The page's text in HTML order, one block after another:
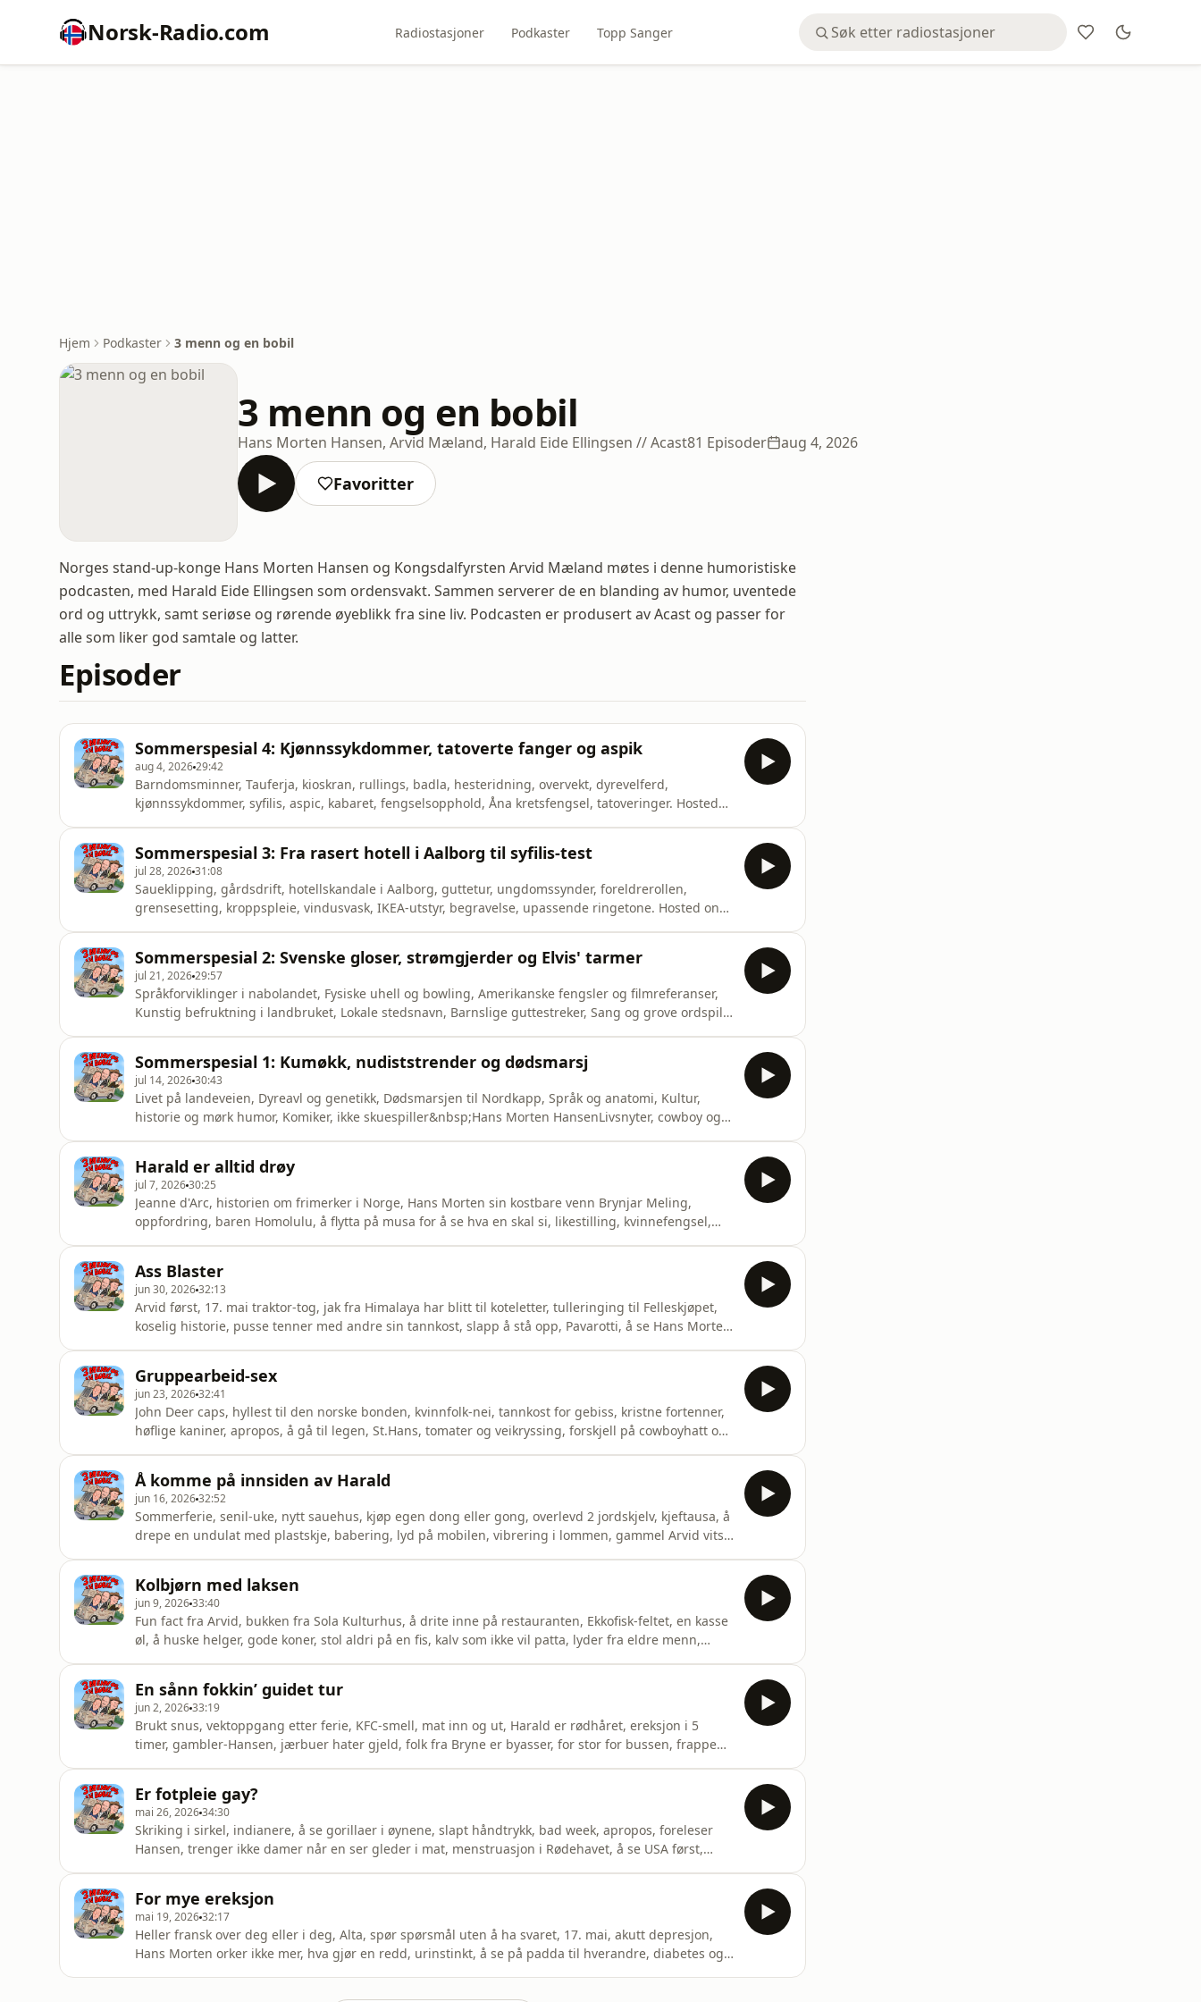
Norsk-Radio.com Radiostasjoner Podkaster Topp Sanger
Hjem Podkaster 3 menn og en bobil
3 menn og en bobil
Hans Morten Hansen, Arvid Mæland, Harald Eide Ellingsen // Acast81 Episoder aug 4, 2026
Favoritter
Norges stand-up-konge Hans Morten Hansen og Kongsdalfyrsten Arvid Mæland møtes i denne humoristiske
podcasten, med Harald Eide Ellingsen som ordensvakt. Sammen serverer de en blanding av humor, uventede
ord og uttrykk, samt seriøse og rørende øyeblikk fra sine liv. Podcasten er produsert av Acast og passer for
alle som liker god samtale og latter.
Episoder
Sommerspesial 4: Kjønnssykdommer, tatoverte fanger og aspik
aug 4, 202629:42
Barndomsminner, Tauferja, kioskran, rullings, badla, hesteridning, overvekt, dyrevelferd,
kjønnssykdommer, syfilis, aspic, kabaret, fengselsopphold, Åna kretsfengsel, tatoveringer. Hosted
Sommerspesial 3: Fra rasert hotell i Aalborg til syfilis-test
jul 28, 202631:08
Saueklipping, gårdsdrift, hotellskandale i Aalborg, guttetur, ungdomssynder, foreldrerollen,
grensesetting, kroppspleie, vindusvask, IKEA-utstyr, begravelse, upassende ringetone. Hosted on
Sommerspesial 2: Svenske gloser, strømgjerder og Elvis' tarmer
jul 21, 202629:57
Språkforviklinger i nabolandet, Fysiske uhell og bowling, Amerikanske fengsler og filmreferanser,
Kunstig befruktning i landbruket, Lokale stedsnavn, Barnslige guttestreker, Sang og grove ordspill,
Ellingsen&nbsp;Produsent: Ken Arve J
Sommerspesial 1: Kumøkk, nudiststrender og dødsmarsj
jul 14, 202630:43
Livet på landeveien, Dyreavl og genetikk, Dødsmarsjen til Nordkapp, Språk og anatomi, Kultur,
historie og mørk humor, Komiker, ikke skuespiller&nbsp;Hans Morten HansenLivsnyter, cowboy og
JakobsenJingel: Fredrick Imsland Hosted on Aca
Harald er alltid drøy
jul 7, 202630:25
Jeanne d'Arc, historien om frimerker i Norge, Hans Morten sin kostbare venn Brynjar Meling,
oppfordring, baren Homolulu, å flytta på musa for å se hva en skal si, likestilling, kvinnefengsel,
HansenLivsnyter, cowboy
Ass Blaster
jun 30, 202632:13
Arvid først, 17. mai traktor-tog, jak fra Himalaya har blitt til koteletter, tulleringing til Felleskjøpet,
koselig historie, pusse tenner med andre sin tannkost, slapp å stå opp, Pavarotti, å se Hans Morten
Gruppearbeid-sex
jun 23, 202632:41
John Deer caps, hyllest til den norske bonden, kvinnfolk-nei, tannkost for gebiss, kristne fortenner,
høflige kaniner, apropos, å gå til legen, St.Hans, tomater og veikryssing, forskjell på cowboyhatt og
truser og pølser i vannkoker og podcast-diktKomiker, ikke skuespiller&nbsp;Hans Morten HansenLi
Å komme på innsiden av Harald
jun 16, 202632:52
Sommerferie, senil-uke, nytt sauehus, kjøp egen dong eller gong, overlevd 2 jordskjelv, kjeftausa, å
drepe en undulat med plastskje, babering, lyd på mobilen, vibrering i lommen, gammel Arvid vits,
MælandKomiker, fylkesbyråkrat:&nbsp;Ha
Kolbjørn med laksen
jun 9, 202633:40
Fun fact fra Arvid, bukken fra Sola Kulturhus, å drite inne på restauranten, Ekkofisk-feltet, en kasse
øl, å huske helger, gode koner, stol aldri på en fis, kalv som ikke vil patta, lyder fra eldre menn,
HansenLivsnyter, c
En sånn fokkin’ guidet tur
jun 2, 202633:19
Brukt snus, vektoppgang etter ferie, KFC-smell, mat inn og ut, Harald er rødhåret, ereksjon i 5
timer, gambler-Hansen, jærbuer hater gjeld, folk fra Bryne er byasser, for stor for bussen, frappe
MælandKomiker, fylkesbyråk
Er fotpleie gay?
mai 26, 202634:30
Skriking i sirkel, indianere, å se gorillaer i øynene, slapt håndtrykk, bad week, apropos, foreleser
Hansen, trenger ikke damer når en ser gleder i mat, menstruasjon i Rødehavet, å se USA først,
HansenLivsnyter, cowboy og altmulig
For mye ereksjon
mai 19, 202632:17
Heller fransk over deg eller i deg, Alta, spør spørsmål uten å ha svaret, 17. mai, akutt depresjon,
Hans Morten orker ikke mer, hva gjør en redd, urinstinkt, å se på padda til hverandre, diabetes og